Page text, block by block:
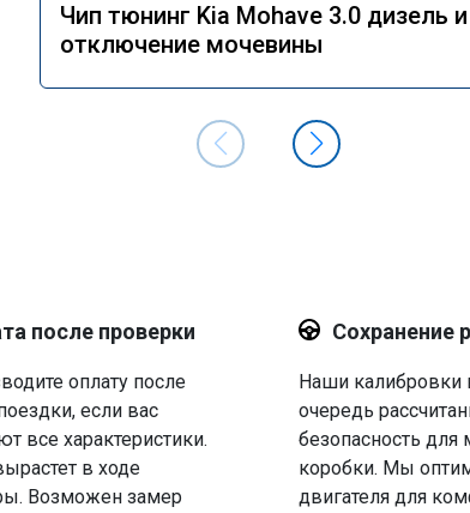
Чип тюнинг Kia Mohave 3.0 дизель и
отключение мочевины
после проверки
оплату после
если вас
все характеристики.
в ходе
Возможен замер
Сохранение
Наши калибровки
очередь
безопасность для
коробки. Мы
двигателя для